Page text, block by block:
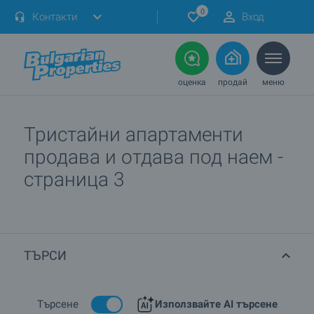
Контакти 0 Вход
оценка продай меню
Тристайни апартаменти
продава и отдава под наем -
страница 3
ТЪРСИ
Търсене Използвайте AI търсене